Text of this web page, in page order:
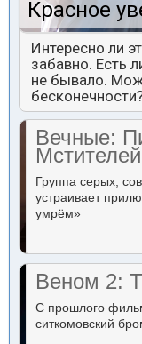
Красное
Интересно ли
забавно. Есть
не бывало.
Вечные:
Мстителей
Группа серых,
устраивает
умрём»
Веном 2:
С прошлого
ситкомовский